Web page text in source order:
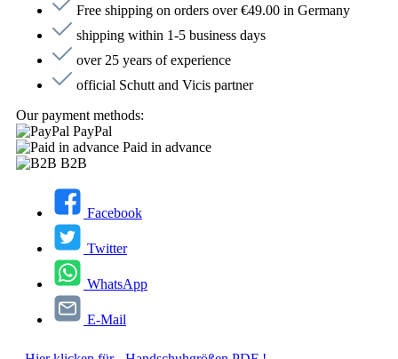
Free shipping on orders over €49.00 in Germany
shipping within 1-5 business days
over 25 years of experience
official Schutt and Vicis partner
Our payment methods:
PayPal
Paid in advance
B2B
Facebook
Twitter
WhatsApp
E-Mail